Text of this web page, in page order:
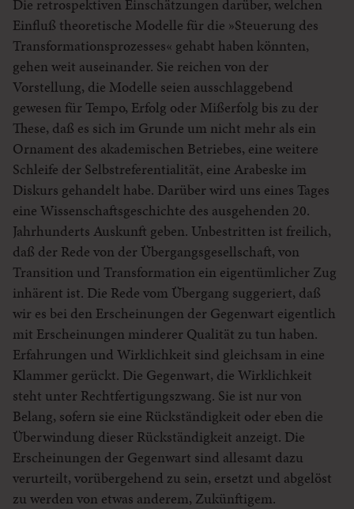
Die retrospektiven Einschätzungen darüber, welchen
Einfluß theoretische Modelle für die »Steuerung des
Transformationsprozesses« gehabt haben könnten,
gehen weit auseinander. Sie reichen von der
Vorstellung, die Modelle seien ausschlaggebend
gewesen für Tempo, Erfolg oder Mißerfolg bis zu der
These, daß es sich im Grunde um nicht mehr als ein
Ornament des akademischen Betriebes, eine weitere
Schleife der Selbstreferentialität, eine Arabeske im
Diskurs gehandelt habe. Darüber wird uns eines Tages
eine Wissenschaftsgeschichte des ausgehenden 20.
Jahrhunderts Auskunft geben. Unbestritten ist freilich,
daß der Rede von der Übergangsgesellschaft, von
Transition und Transformation ein eigentümlicher Zug
inhärent ist. Die Rede vom Übergang suggeriert, daß
wir es bei den Erscheinungen der Gegenwart eigentlich
mit Erscheinungen minderer Qualität zu tun haben.
Erfahrungen und Wirklichkeit sind gleichsam in eine
Klammer gerückt. Die Gegenwart, die Wirklichkeit
steht unter Rechtfertigungszwang. Sie ist nur von
Belang, sofern sie eine Rückständigkeit oder eben die
Überwindung dieser Rückständigkeit anzeigt. Die
Erscheinungen der Gegenwart sind allesamt dazu
verurteilt, vorübergehend zu sein, ersetzt und abgelöst
zu werden von etwas anderem, Zukünftigem.